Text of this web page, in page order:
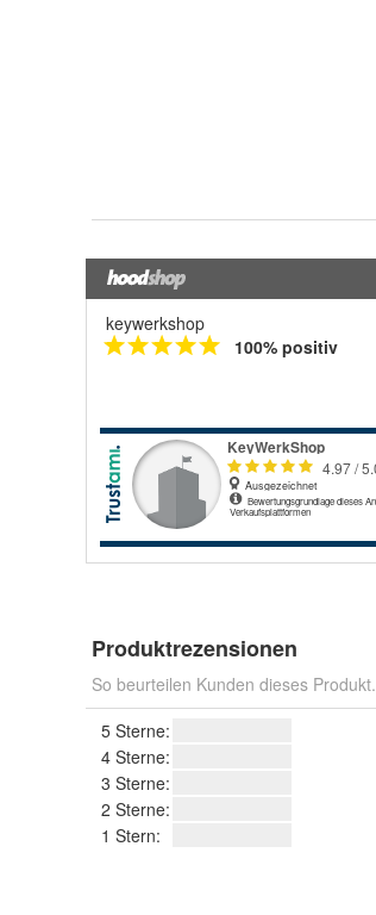
keywerkshop
100% positiv
Produktrezensionen
So beurteilen Kunden dieses Produkt.
5 Sterne:
4 Sterne:
3 Sterne:
2 Sterne:
1 Stern: